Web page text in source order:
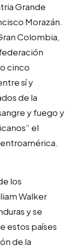
Grande
Morazán.
Colombia,
cinco
sí y
de la
y fuego y
el
los
Walker
y se
estos países
de la